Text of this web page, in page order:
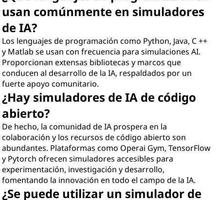
usan comúnmente en simuladores
de IA?
Los lenguajes de programación como Python, Java, C ++
y Matlab se usan con frecuencia para simulaciones AI.
Proporcionan extensas bibliotecas y marcos que
conducen al desarrollo de la IA, respaldados por un
fuerte apoyo comunitario.
¿Hay simuladores de IA de código
abierto?
De hecho, la comunidad de IA prospera en la
colaboración y los recursos de código abierto son
abundantes. Plataformas como Operai Gym, TensorFlow
y Pytorch ofrecen simuladores accesibles para
experimentación, investigación y desarrollo,
fomentando la innovación en todo el campo de la IA.
¿Se puede utilizar un simulador de